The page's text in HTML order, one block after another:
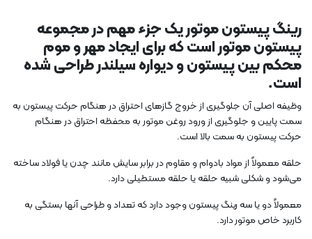
رینگ پیستون موتور یک جزء مهم در مجموعه
پیستون موتور است که برای ایجاد مهر و موم
محکم بین پیستون و دیواره سیلندر طراحی شده
است.
وظیفه اصلی آن جلوگیری از خروج گازهای احتراق در هنگام حرکت پیستون به
سمت پایین و جلوگیری از ورود روغن موتور به محفظه احتراق در هنگام
حرکت پیستون به سمت بالا است.
حلقه معمولاً از مواد بادوام و مقاوم در برابر سایش مانند چدن یا فولاد ساخته
می‌شود و شکلی شبیه حلقه یا حلقه مستطیلی دارد.
معمولاً دو یا سه رینگ پیستون وجود دارد که تعداد و طراحی آنها بستگی به
کاربرد خاص موتور دارد.